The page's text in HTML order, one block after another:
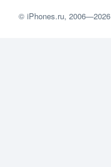
©iPhones.ru, 2006—2026